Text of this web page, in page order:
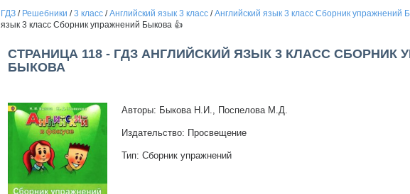
ГДЗ/ Решебники /3 класс/Английский язык 3 класс/Английский язык 3 класс Сборник упражнений
язык 3 класс Сборник упражнений Быкова 👍
СТРАНИЦА 118 - ГДЗ АНГЛИЙСКИЙ ЯЗЫК 3 КЛАСС СБОРНИК
БЫКОВА
Авторы: Быкова Н.И., Поспелова М.Д.
Издательство: Просвещение
Тип: Сборник упражнений